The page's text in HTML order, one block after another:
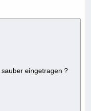
eingetragen ?